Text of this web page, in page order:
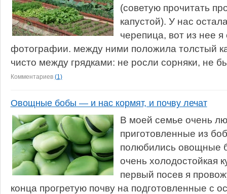
(советую прочитать
капустой). У нас
черепица, вот из нее
фотографии. между ними положила толстый
чисто между грядками: не росли сорняки, не
Комментариев (1)
Овощные бобы — и нас кормят, и почву лечат
В моей семье очень
приготовленные из
полюбились
очень холодостойкая
первый посев я
конца прогретую почву на подготовленные с